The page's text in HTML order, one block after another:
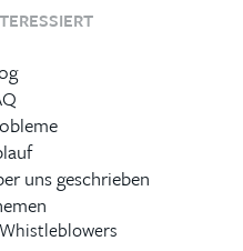
uns geschrieben